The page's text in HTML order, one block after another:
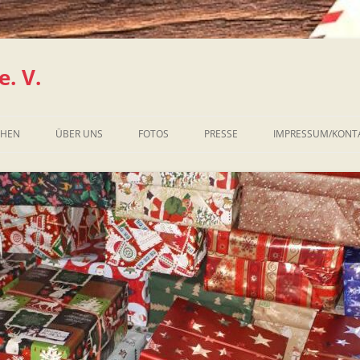
V.
ÜBER UNS FOTOS PRESSE IMPRESSUM/